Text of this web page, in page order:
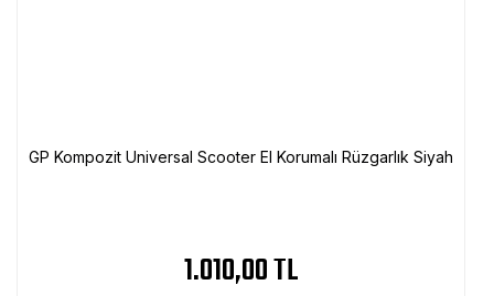
GP Kompozit Universal Scooter El Korumalı Rüzgarlık Siyah
1.010,00 TL